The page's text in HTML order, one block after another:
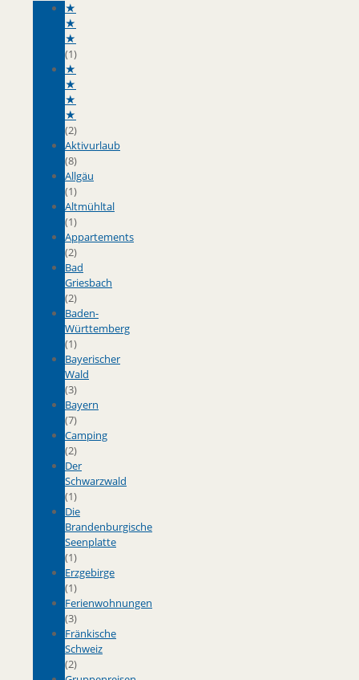
★
★
★
(1)
★
★
★
★
(2)
Aktivurlaub
(8)
Allgäu
(1)
Altmühltal
(1)
Appartements
(2)
Bad
Griesbach
(2)
Baden-
Württemberg
(1)
Bayerischer
Wald
(3)
Bayern
(7)
Camping
(2)
Der
Schwarzwald
(1)
Die
Brandenburgische
Seenplatte
(1)
Erzgebirge
(1)
Ferienwohnungen
(3)
Fränkische
Schweiz
(2)